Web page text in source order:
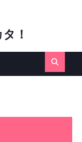
！
2023